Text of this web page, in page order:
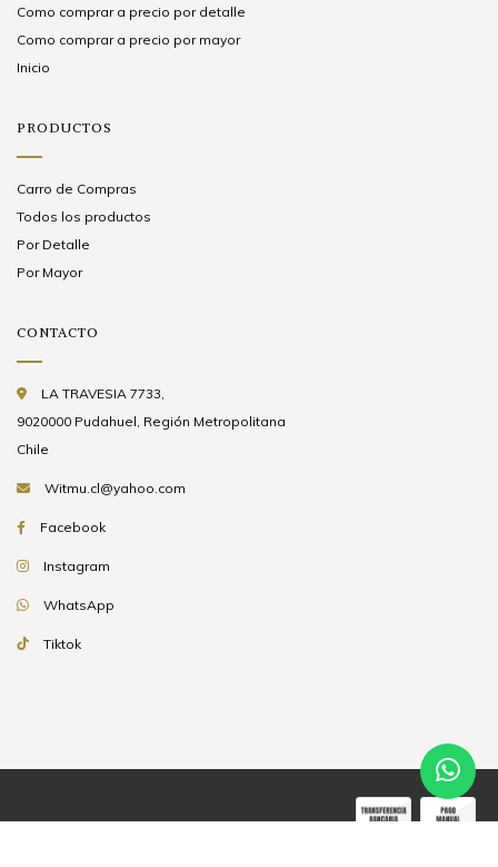
Como comprar a precio por detalle
Como comprar a precio por mayor
Inicio
PRODUCTOS
Carro de Compras
Todos los productos
Por Detalle
Por Mayor
CONTACTO
LA TRAVESIA 7733,
9020000 Pudahuel, Región Metropolitana
Chile
Witmu.cl@yahoo.com
Facebook
Instagram
WhatsApp
Tiktok